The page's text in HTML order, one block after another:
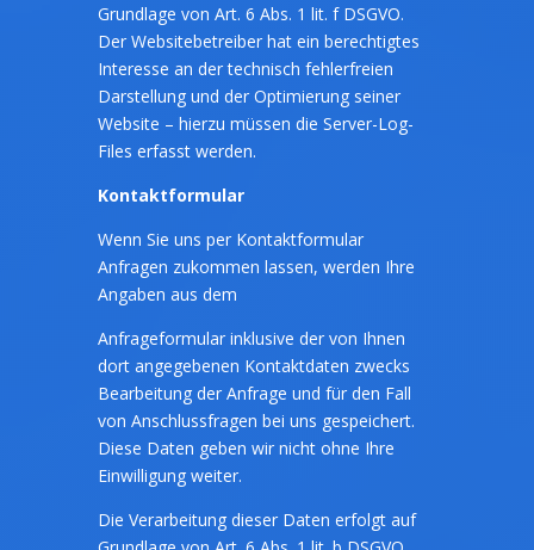
Grundlage von Art. 6 Abs. 1 lit. f DSGVO.
Der Websitebetreiber hat ein berechtigtes
Interesse an der technisch fehlerfreien
Darstellung und der Optimierung seiner
Website – hierzu müssen die Server-Log-
Files erfasst werden.
Kontaktformular
Wenn Sie uns per Kontaktformular
Anfragen zukommen lassen, werden Ihre
Angaben aus dem
Anfrageformular inklusive der von Ihnen
dort angegebenen Kontaktdaten zwecks
Bearbeitung der Anfrage und für den Fall
von Anschlussfragen bei uns gespeichert.
Diese Daten geben wir nicht ohne Ihre
Einwilligung weiter.
Die Verarbeitung dieser Daten erfolgt auf